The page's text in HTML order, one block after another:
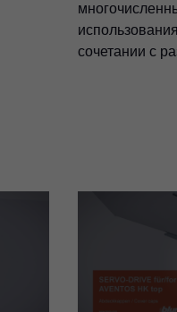
сочетании с